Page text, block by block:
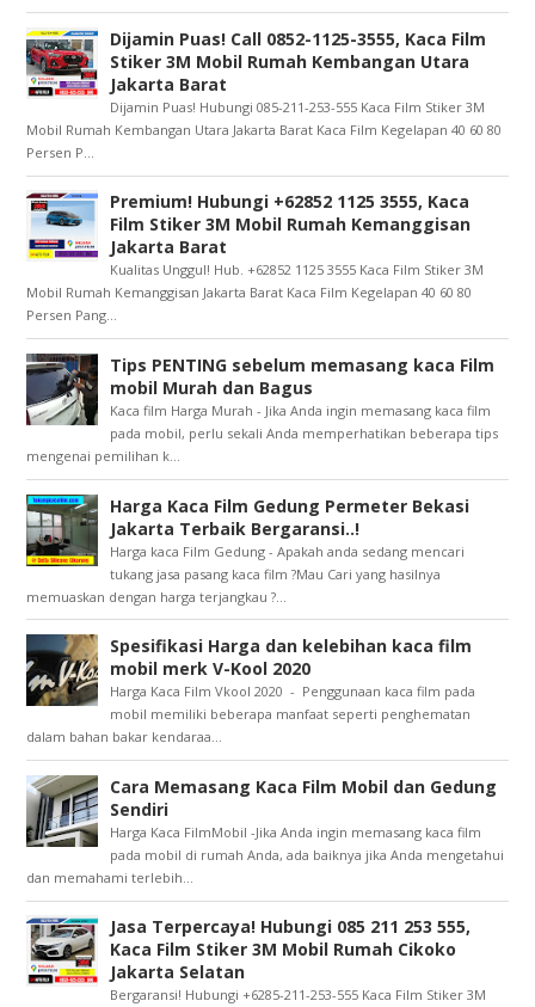
Dijamin Puas! Call 0852-1125-3555, Kaca Film
Stiker 3M Mobil Rumah Kembangan Utara
Jakarta Barat
Dijamin Puas! Hubungi 085-211-253-555 Kaca Film Stiker 3M
Mobil Rumah Kembangan Utara Jakarta Barat Kaca Film Kegelapan 40 60 80
Persen P...
Premium! Hubungi +62852 1125 3555, Kaca
Film Stiker 3M Mobil Rumah Kemanggisan
Jakarta Barat
Kualitas Unggul! Hub. +62852 1125 3555 Kaca Film Stiker 3M
Mobil Rumah Kemanggisan Jakarta Barat Kaca Film Kegelapan 40 60 80
Persen Pang...
Tips PENTING sebelum memasang kaca Film
mobil Murah dan Bagus
Kaca film Harga Murah - Jika Anda ingin memasang kaca film
pada mobil, perlu sekali Anda memperhatikan beberapa tips
mengenai pemilihan k...
Harga Kaca Film Gedung Permeter Bekasi
Jakarta Terbaik Bergaransi..!
Harga kaca Film Gedung - Apakah anda sedang mencari
tukang jasa pasang kaca film ?Mau Cari yang hasilnya
memuaskan dengan harga terjangkau ?...
Spesifikasi Harga dan kelebihan kaca film
mobil merk V-Kool 2020
Harga Kaca Film Vkool 2020 - Penggunaan kaca film pada
mobil memiliki beberapa manfaat seperti penghematan
dalam bahan bakar kendaraa...
Cara Memasang Kaca Film Mobil dan Gedung
Sendiri
Harga Kaca FilmMobil -Jika Anda ingin memasang kaca film
pada mobil di rumah Anda, ada baiknya jika Anda mengetahui
dan memahami terlebih...
Jasa Terpercaya! Hubungi 085 211 253 555,
Kaca Film Stiker 3M Mobil Rumah Cikoko
Jakarta Selatan
Bergaransi! Hubungi +6285-211-253-555 Kaca Film Stiker 3M